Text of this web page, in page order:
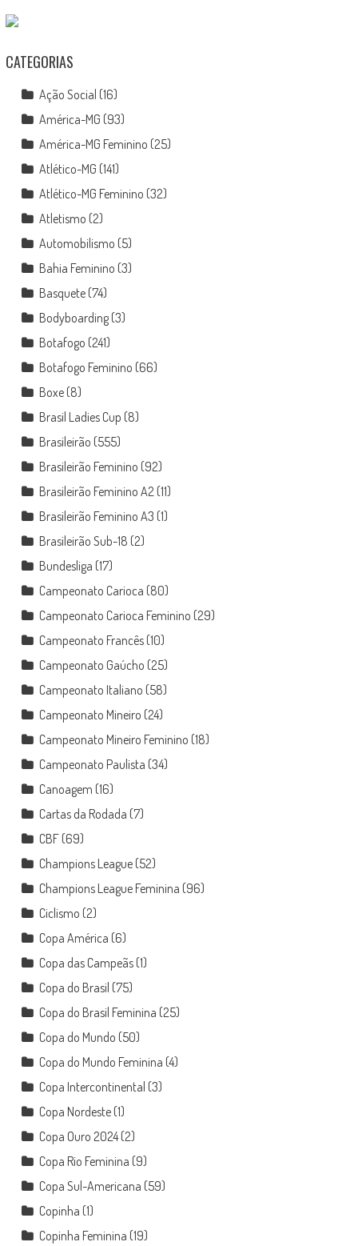
CATEGORIAS
Ação Social (16)
América-MG (93)
América-MG Feminino (25)
Atlético-MG (141)
Atlético-MG Feminino (32)
Atletismo (2)
Automobilismo (5)
Bahia Feminino (3)
Basquete(74)
Bodyboarding(3)
Botafogo (241)
Botafogo Feminino (66)
Boxe(8)
Brasil Ladies Cup (8)
Brasileirão (555)
Brasileirão Feminino (92)
Brasileirão Feminino A2(11)
Brasileirão Feminino A3 (1)
Brasileirão Sub-18 (2)
Bundesliga (17)
Campeonato Carioca (80)
Campeonato Carioca Feminino (29)
Campeonato Francês(10)
Campeonato Gaúcho (25)
Campeonato Italiano (58)
Campeonato Mineiro (24)
Campeonato Mineiro Feminino (18)
Campeonato Paulista (34)
Canoagem (16)
Cartas da Rodada (7)
CBF(69)
Champions League(52)
Champions League Feminina (96)
Ciclismo (2)
Copa América (6)
Copa das Campeãs(1)
Copa do Brasil (75)
Copa do Brasil Feminina (25)
Copa do Mundo (50)
Copa do Mundo Feminina (4)
Copa Intercontinental (3)
Copa Nordeste(1)
Copa Ouro 2024(2)
Copa Rio Feminina (9)
Copa Sul-Americana (59)
Copinha (1)
Copinha Feminina (19)